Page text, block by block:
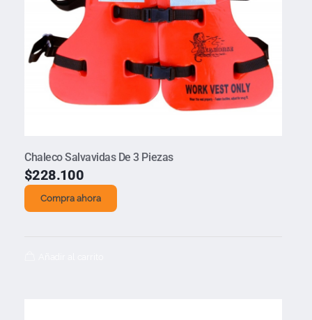
Chaleco Salvavidas De 3 Piezas
$228.100
Compra ahora